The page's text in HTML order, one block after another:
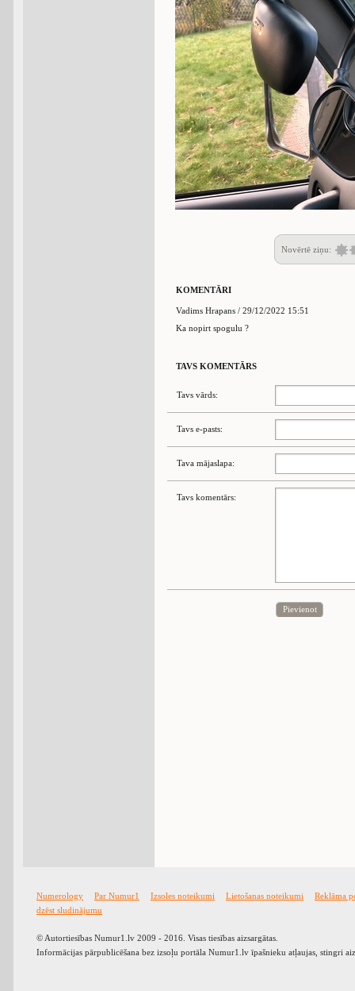
Novērtē ziņu:
KOMENTĀRI
Vadims Hrapans / 29/12/2022 15:51
Ka nopirt spogulu ?
TAVS KOMENTĀRS
Tavs vārds:
Tavs e-pasts:
Tava mājaslapa:
Tavs komentārs:
Pievienot
Numerology Par Numur1 Izsoles noteikumi Lietošanas noteikumi
Reklāma
dzēst sludinājumu
© Autortiesības Numur1.lv 2009 - 2016. Visas tiesības aizsargātas.
Informācijas pārpublicēšana bez izsoļu portāla Numur1.lv īpašnieku atļaujas, stingri